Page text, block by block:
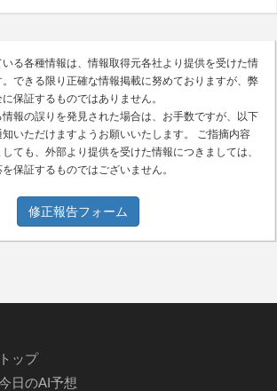
る各種情報は、情報取得元各社より提供を受けた情
できる限り正確な情報掲載に努めておりますが、弊
保証するものではありません。
報の誤りを発見された場合は、お手数ですが、以下
いただけますようお願いいたします。 ご指摘内容
ても、外部より提供を受けた情報につきましては、
保証するものではございません。
修正報告フォーム
ップ
日のAI予想